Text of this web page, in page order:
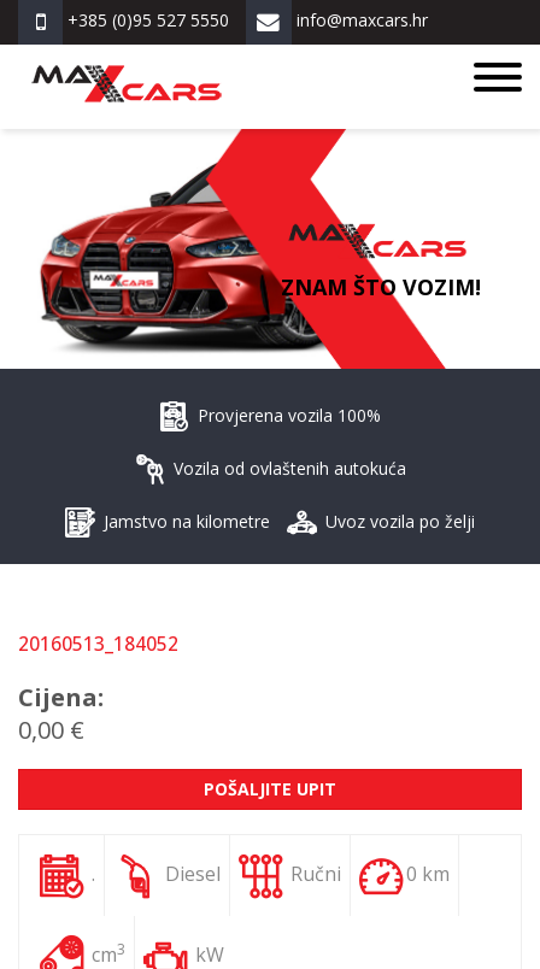
+385 (0)95 527 5550 info@maxcars.hr
ZNAM ŠTO VOZIM!
Provjerena vozila 100%
Vozila od ovlaštenih autokuća
Jamstvo na kilometre Uvoz vozila po želji
20160513_184052
Cijena:
0,00 €
POŠALJITE UPIT
. Diesel Ručni 0 km
cm3 kW